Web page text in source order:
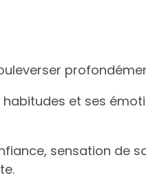
habitudes et ses
sensation de